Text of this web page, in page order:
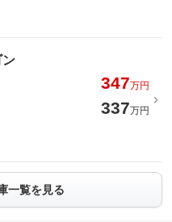
ン
347万円
337万円
一覧を見る